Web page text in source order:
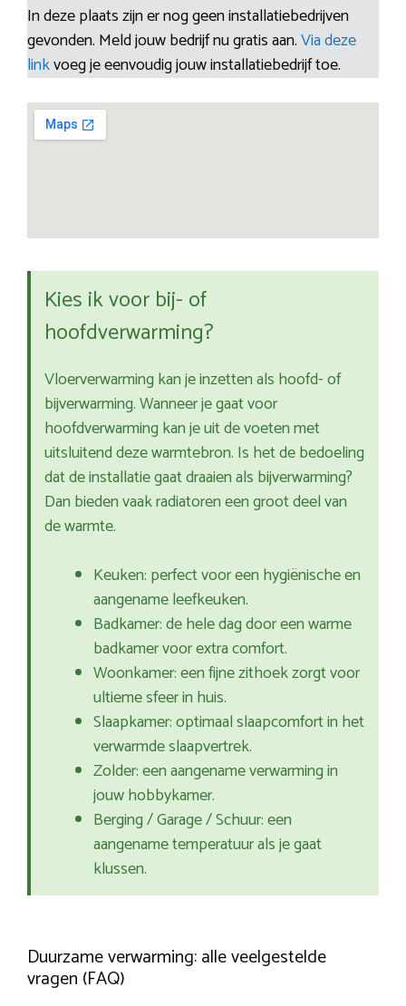
In deze plaats zijn er nog geen installatiebedrijven
gevonden. Meld jouw bedrijf nu gratis aan.Via deze
linkvoeg je eenvoudig jouw installatiebedrijf toe.
Kies ik voor bij- of
hoofdverwarming?
Vloerverwarming kan je inzetten als hoofd- of
bijverwarming. Wanneer je gaat voor
hoofdverwarming kan je uit de voeten met
uitsluitend deze warmtebron. Is het de bedoeling
dat de installatie gaat draaien als bijverwarming?
Dan bieden vaak radiatoren een groot deel van
de warmte.
Keuken: perfect voor een hygiënische en
aangename leefkeuken.
Badkamer: de hele dag door een warme
badkamer voor extra comfort.
Woonkamer: een fijne zithoek zorgt voor
ultieme sfeer in huis.
Slaapkamer: optimaal slaapcomfort in het
verwarmde slaapvertrek.
Zolder: een aangename verwarming in
jouw hobbykamer.
Berging / Garage / Schuur: een
aangename temperatuur als je gaat
klussen.
Duurzame verwarming: alle veelgestelde
vragen (FAQ)